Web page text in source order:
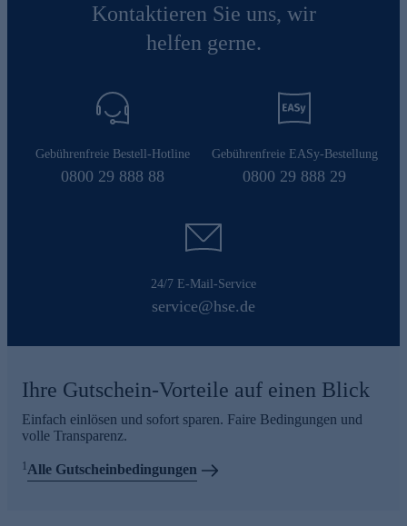
Kontaktieren Sie uns, wir
helfen gerne.
Gebührenfreie Bestell-Hotline
0800 29 888 88
Gebührenfreie EASy-Bestellung
0800 29 888 29
24/7 E-Mail-Service
service@hse.de
Ihre Gutschein-Vorteile auf einen Blick
Einfach einlösen und sofort sparen. Faire Bedingungen und
volle Transparenz.
1Alle Gutscheinbedingungen